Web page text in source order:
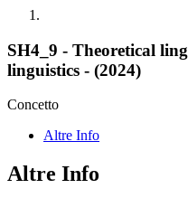
SH4_9 - Theoretical
linguistics - (2024)
Concetto
Altre Info
Altre Info